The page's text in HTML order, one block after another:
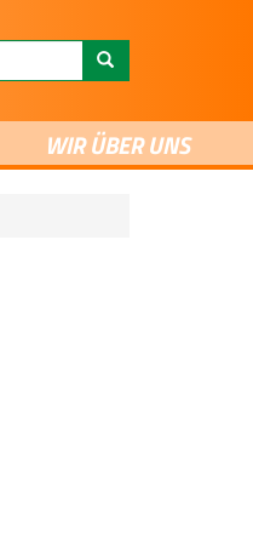
WIR ÜBER UNS